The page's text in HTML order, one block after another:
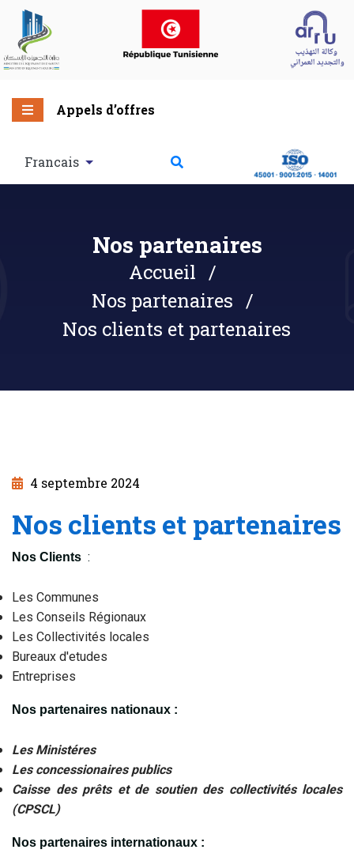
Appels d’offres
Francais
Nos partenaires
Accueil
Nos partenaires
Nos clients et partenaires
4 septembre 2024
Nos clients et partenaires
Nos Clients :
Les Communes
Les Conseils Régionaux
Les Collectivités locales
Bureaux d'etudes
Entreprises
Nos partenaires nationaux :
Les Ministéres
Les concessionaires publics
Caisse des prêts et de soutien des collectivités locales
(CPSCL)
Nos partenaires internationaux :